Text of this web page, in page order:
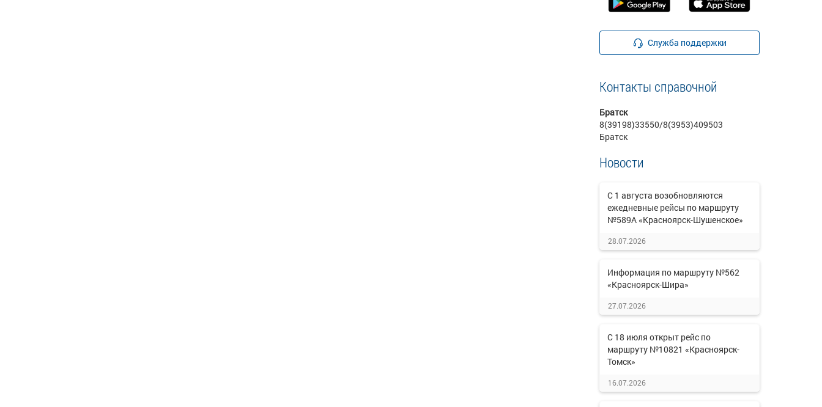
Служба поддержки
Контакты справочной
Братск
8(39198)33550/8(3953)409503
Братск
Новости
С 1 августа возобновляются
ежедневные рейсы по маршруту
№589А «Красноярск-Шушенское»
28.07.2026
Информация по маршруту №562
«Красноярск-Шира»
27.07.2026
С 18 июля открыт рейс по
маршруту №10821 «Красноярск-
Томск»
16.07.2026